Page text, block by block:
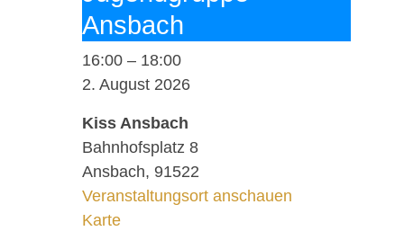
Ans­bach
16:00 – 18:00
2. August 2026
Kiss Ansbach
Bahnhofsplatz 8
Ansbach, 91522
Veranstaltungsort anschauen
KarteKiss Ansbach